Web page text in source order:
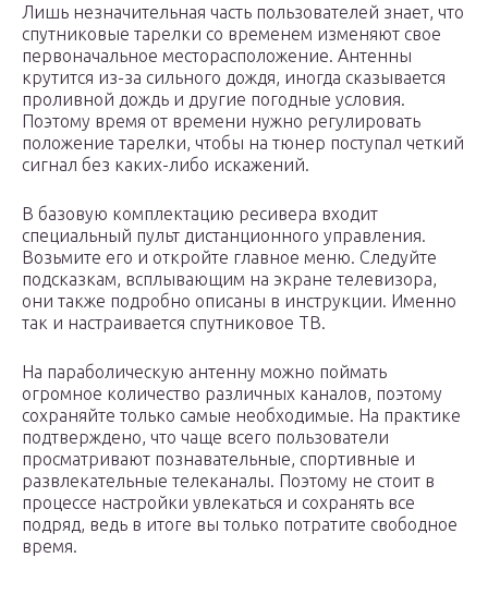
Лишь незначительная часть пользователей знает, что
спутниковые тарелки со временем изменяют свое
первоначальное месторасположение. Антенны
крутится из-за сильного дождя, иногда сказывается
проливной дождь и другие погодные условия.
Поэтому время от времени нужно регулировать
положение тарелки, чтобы на тюнер поступал четкий
сигнал без каких-либо искажений.
В базовую комплектацию ресивера входит
специальный пульт дистанционного управления.
Возьмите его и откройте главное меню. Следуйте
подсказкам, всплывающим на экране телевизора,
они также подробно описаны в инструкции. Именно
так и настраивается спутниковое ТВ.
На параболическую антенну можно поймать
огромное количество различных каналов, поэтому
сохраняйте только самые необходимые. На практике
подтверждено, что чаще всего пользователи
просматривают познавательные, спортивные и
развлекательные телеканалы. Поэтому не стоит в
процессе настройки увлекаться и сохранять все
подряд, ведь в итоге вы только потратите свободное
время.